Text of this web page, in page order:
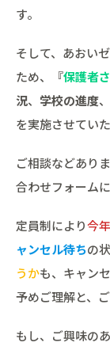
す。
そして、あおい
ため、『保護者
況、 学校の進度、
を実施させてい
ご相談などあり
合わせフォーム
定員制により今
ャンセル待ちの
うかも、キャン
予めご理解と、
もし、ご興味の